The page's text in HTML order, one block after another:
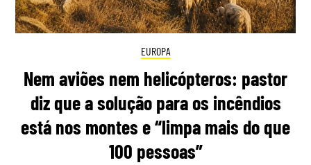
EUROPA
Nem aviões nem helicópteros: pastor
diz que a solução para os incêndios
está nos montes e “limpa mais do que
100 pessoas”